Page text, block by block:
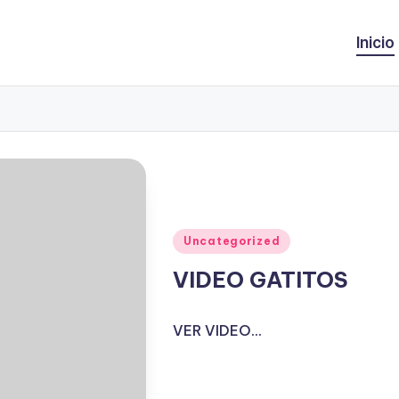
Inicio
Publicado
Uncategorized
VIDEO GATITOS
VER VIDEO...